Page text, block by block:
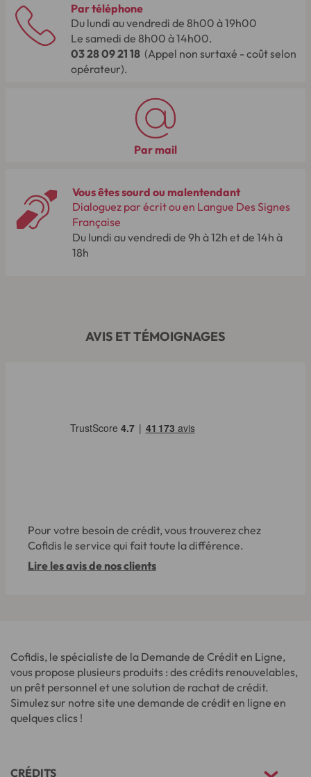
Par téléphone
Du lundi au vendredi de 8h00 à 19h00
Le samedi de 8h00 à 14h00.
03 28 09 21 18 (Appel non surtaxé - coût selon
opérateur).
Par mail
Vous êtes sourd ou malentendant
Dialoguez par écrit ou en Langue Des Signes
Française
Du lundi au vendredi de 9h à 12h et de 14h à
18h
AVIS ET TÉMOIGNAGES
Pour votre besoin de crédit, vous trouverez chez
Cofidis le service qui fait toute la différence.
Lire les avis de nos clients
Cofidis, le spécialiste de la Demande de Crédit en Ligne,
vous propose plusieurs produits : des crédits renouvelables,
un prêt personnel et une solution de rachat de crédit.
Simulez sur notre site une demande de crédit en ligne en
quelques clics !
CRÉDITS